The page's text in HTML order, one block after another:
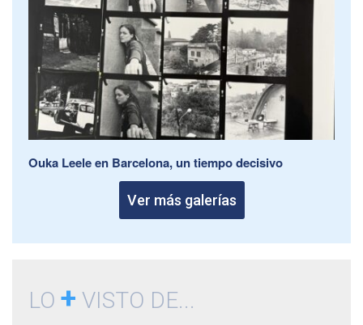
Ouka Leele en Barcelona, un tiempo decisivo
Ver más galerías
LO + VISTO DE...